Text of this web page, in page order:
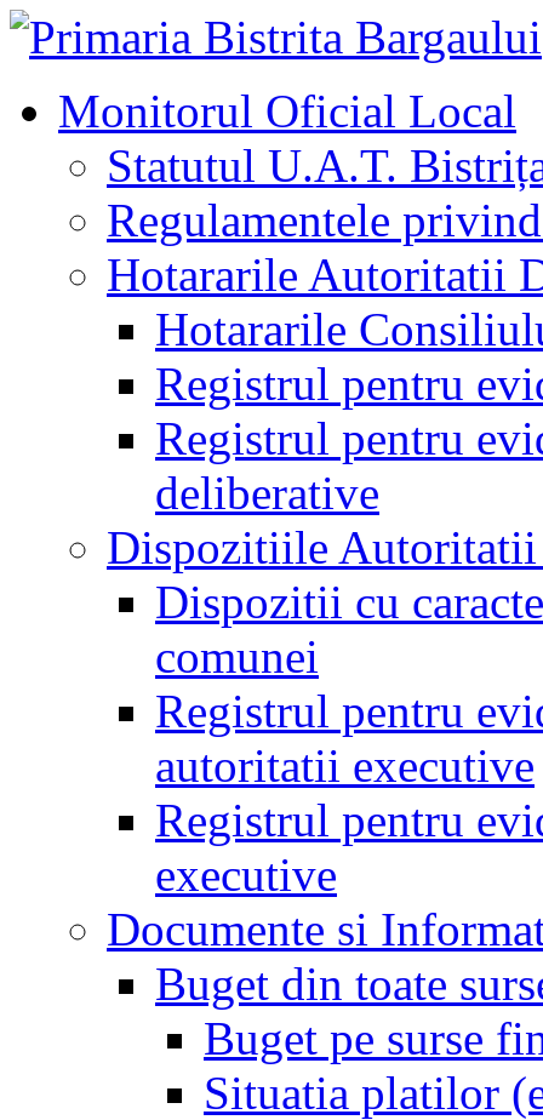
Monitorul Oficial Local
Statutul U.A.T.
Regulamentele
Hotararile Autoritatii
Hotararile
Registrul pentru
Registrul pentru
deliberative
Dispozitiile
Dispozitii cu
comunei
Registrul pentru
autoritatii executive
Registrul pentru
executive
Documente si
Buget din toate
Buget pe surse
Situatia platilor